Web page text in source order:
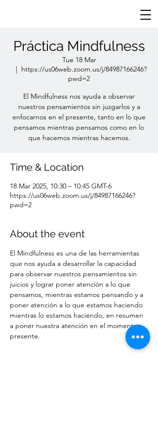
Práctica Mindfulness
Tue 18 Mar
  |
https://us06web.zoom.us/j/84987166246?
pwd=2
El Mindfulness nos ayuda a observar
nuestros pensamientos sin juzgarlos y a
enfocarnos en el presente, tanto en lo que
pensamos mientras pensamos como en lo
que hacemos mientras hacemos.
Time & Location
18 Mar 2025, 10:30 – 10:45 GMT-6
https://us06web.zoom.us/j/84987166246?
pwd=2
About the event
El Mindfulness es una de las herramientas
que nos ayuda a desarrollar la capacidad
para observar nuestros pensamientos sin
juicios y lograr poner atención a lo que
pensamos, mientras estamos pensando y a
poner atención a lo que estamos haciendo
mientras lo estamos haciendo, en resumen
a poner nuestra atención en el momento
presente.